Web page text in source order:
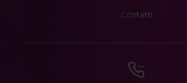
Contatti